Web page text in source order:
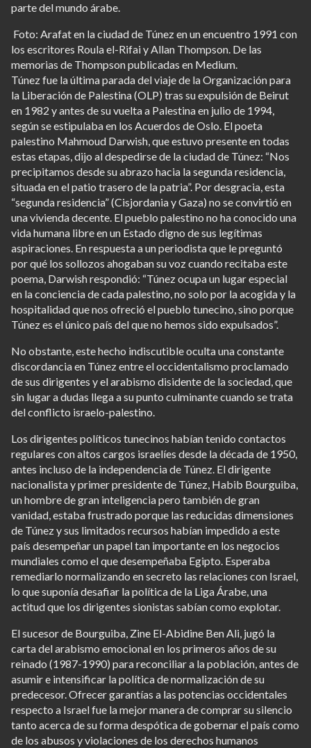
parte del mundo árabe.
Foto: Arafat en la ciudad de Túnez en un encuentro 1991 con
los escritores Roula el-Rifai y Allan Thompson. De las
memorias de Thompson publicadas en Medium.
Túnez fue la última parada del viaje de la Organización para
la Liberación de Palestina (OLP) tras su expulsión de Beirut
en 1982 y antes de su vuelta a Palestina en julio de 1994,
según se estipulaba en los Acuerdos de Oslo. El poeta
palestino Mahmoud Darwish, que estuvo presente en todas
estas etapas, dijo al despedirse de la ciudad de Túnez: “Nos
precipitamos desde su abrazo hacia la segunda residencia,
situada en el patio trasero de la patria”. Por desgracia, esta
“segunda residencia” (Cisjordania y Gaza) no se convirtió en
una vivienda decente. El pueblo palestino no ha conocido una
vida humana libre en un Estado digno de sus legítimas
aspiraciones. En respuesta a un periodista que le preguntó
por qué los sollozos ahogaban su voz cuando recitaba este
poema, Darwish respondió: “Túnez ocupa un lugar especial
en la conciencia de cada palestino, no solo por la acogida y la
hospitalidad que nos ofreció el pueblo tunecino, sino porque
Túnez es el único país del que no hemos sido expulsados”.
No obstante, este hecho indiscutible oculta una constante
discordancia en Túnez entre el occidentalismo proclamado
de sus dirigentes y el arabismo disidente de la sociedad, que
sin lugar a dudas llega a su punto culminante cuando se trata
del conflicto israelo-palestino.
Los dirigentes políticos tunecinos habían tenido contactos
regulares con altos cargos israelíes desde la década de 1950,
antes incluso de la independencia de Túnez. El dirigente
nacionalista y primer presidente de Túnez, Habib Bourguiba,
un hombre de gran inteligencia pero también de gran
vanidad, estaba frustrado porque las reducidas dimensiones
de Túnez y sus limitados recursos habían impedido a este
país desempeñar un papel tan importante en los negocios
mundiales como el que desempeñaba Egipto. Esperaba
remediarlo normalizando en secreto las relaciones con Israel,
lo que suponía desafiar la política de la Liga Árabe, una
actitud que los dirigentes sionistas sabían como explotar.
El sucesor de Bourguiba, Zine El-Abidine Ben Ali, jugó la
carta del arabismo emocional en los primeros años de su
reinado (1987-1990) para reconciliar a la población, antes de
asumir e intensificar la política de normalización de su
predecesor. Ofrecer garantías a las potencias occidentales
respecto a Israel fue la mejor manera de comprar su silencio
tanto acerca de su forma despótica de gobernar el país como
de los abusos y violaciones de los derechos humanos